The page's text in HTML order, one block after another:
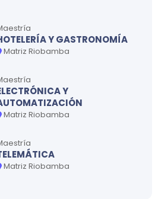
Y GASTRONOMÍA
Matriz Riobamba
Y
Matriz Riobamba
Matriz Riobamba